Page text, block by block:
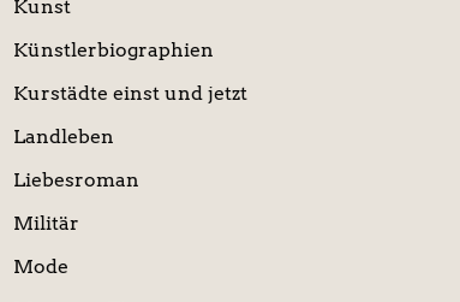
Kunst
Künstlerbiographien
Kurstädte einst und jetzt
Landleben
Liebesroman
Militär
Mode